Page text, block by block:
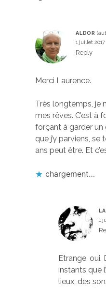
ALDOR
1 juillet 2017
Reply
Merci Laurence.
Très longtemps, je
mes rêves. C’est à
forçant à garder un
que j’y parviens,
ans peut être. Et
chargement…
1
Etrange,
instants que
lieux, des